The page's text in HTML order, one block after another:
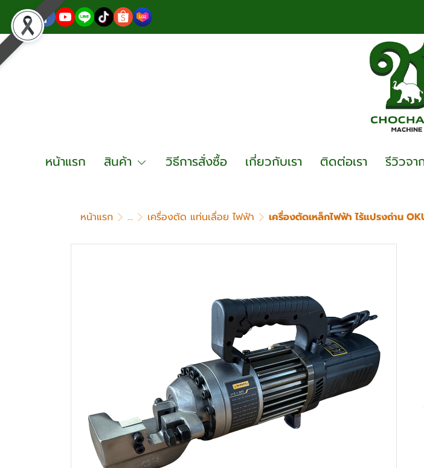
หน้าแรก สินค้า วิธีการสั่งซื้อ เกี่ยวกับเรา ติดต่อเรา รีวิวจา
หน้าแรก ... เครื่องตัด แท่นเลื่อย ไฟฟ้า เครื่องตัดเหล็กไฟฟ้า ไร้แปรงถ่าน